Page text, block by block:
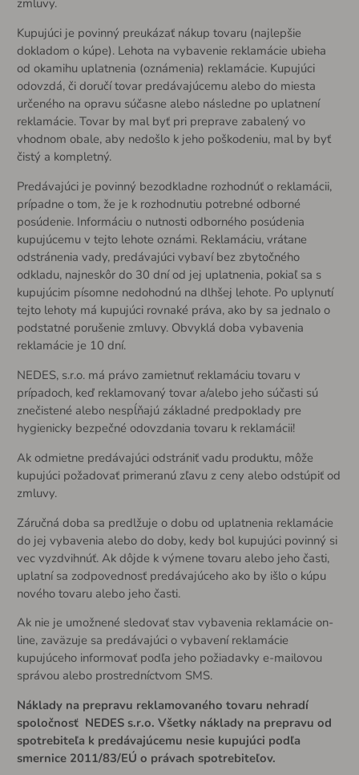
zmluvy.
Kupujúci je povinný preukázať nákup tovaru (najlepšie
dokladom o kúpe). Lehota na vybavenie reklamácie ubieha
od okamihu uplatnenia (oznámenia) reklamácie. Kupujúci
odovzdá, či doručí tovar predávajúcemu alebo do miesta
určeného na opravu súčasne alebo následne po uplatnení
reklamácie. Tovar by mal byť pri preprave zabalený vo
vhodnom obale, aby nedošlo k jeho poškodeniu, mal by byť
čistý a kompletný.
Predávajúci je povinný bezodkladne rozhodnúť o reklamácii,
prípadne o tom, že je k rozhodnutiu potrebné odborné
posúdenie. Informáciu o nutnosti odborného posúdenia
kupujúcemu v tejto lehote oznámi. Reklamáciu, vrátane
odstránenia vady, predávajúci vybaví bez zbytočného
odkladu, najneskôr do 30 dní od jej uplatnenia, pokiaľ sa s
kupujúcim písomne nedohodnú na dlhšej lehote. Po uplynutí
tejto lehoty má kupujúci rovnaké práva, ako by sa jednalo o
podstatné porušenie zmluvy. Obvyklá doba vybavenia
reklamácie je 10 dní.
NEDES, s.r.o. má právo zamietnuť reklamáciu tovaru v
prípadoch, keď reklamovaný tovar a/alebo jeho súčasti sú
znečistené alebo nespĺňajú základné predpoklady pre
hygienicky bezpečné odovzdania tovaru k reklamácii!
Ak odmietne predávajúci odstrániť vadu produktu, môže
kupujúci požadovať primeranú zľavu z ceny alebo odstúpiť od
zmluvy.
Záručná doba sa predlžuje o dobu od uplatnenia reklamácie
do jej vybavenia alebo do doby, kedy bol kupujúci povinný si
vec vyzdvihnúť. Ak dôjde k výmene tovaru alebo jeho časti,
uplatní sa zodpovednosť predávajúceho ako by išlo o kúpu
nového tovaru alebo jeho časti.
Ak nie je umožnené sledovať stav vybavenia reklamácie on-
line, zaväzuje sa predávajúci o vybavení reklamácie
kupujúceho informovať podľa jeho požiadavky e-mailovou
správou alebo prostredníctvom SMS.
Náklady na prepravu reklamovaného tovaru nehradí
spoločnosť NEDES s.r.o. Všetky náklady na prepravu od
spotrebiteľa k predávajúcemu nesie kupujúci podľa
smernice 2011/83/EÚ o právach spotrebiteľov.